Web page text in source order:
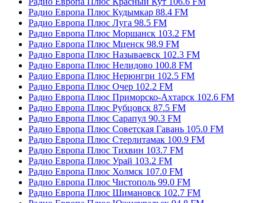
Радио Европа Плюс Кудымкар 88.4 FM
Радио Европа Плюс Луга 98.5 FM
Радио Европа Плюс Моршанск 103.2 FM
Радио Европа Плюс Мценск 98.9 FM
Радио Европа Плюс Называевск 102.3 FM
Радио Европа Плюс Нелидово 100.8 FM
Радио Европа Плюс Нерюнгри 102.5 FM
Радио Европа Плюс Очер 102.2 FM
Радио Европа Плюс Приморско-Ахтарск 102.6 FM
Радио Европа Плюс Рубцовск 87.5 FM
Радио Европа Плюс Сарапул 90.3 FM
Радио Европа Плюс Советская Гавань 105.0 FM
Радио Европа Плюс Стерлитамак 100.9 FM
Радио Европа Плюс Тихвин 103.7 FM
Радио Европа Плюс Урай 103.2 FM
Радио Европа Плюс Холмск 107.0 FM
Радио Европа Плюс Чистополь 99.0 FM
Радио Европа Плюс Шимановск 102.7 FM